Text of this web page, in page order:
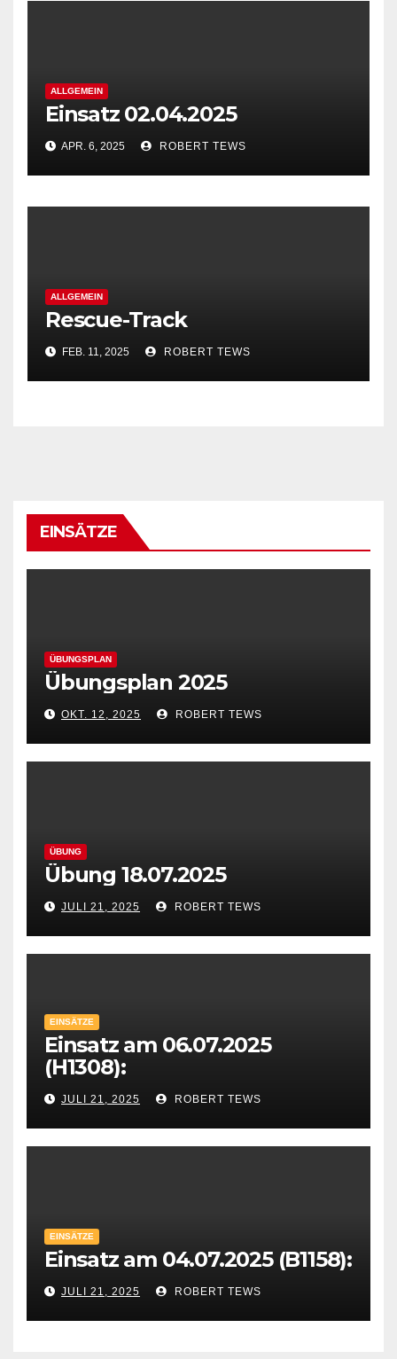
ALLGEMEIN
Einsatz 02.04.2025
APR. 6, 2025 ROBERT TEWS
ALLGEMEIN
Rescue-Track
FEB. 11, 2025 ROBERT TEWS
EINSÄTZE
ÜBUNGSPLAN
Übungsplan 2025
OKT. 12, 2025 ROBERT TEWS
ÜBUNG
Übung 18.07.2025
JULI 21, 2025 ROBERT TEWS
EINSÄTZE
Einsatz am 06.07.2025
(H1308):
JULI 21, 2025 ROBERT TEWS
EINSÄTZE
Einsatz am 04.07.2025 (B1158):
JULI 21, 2025 ROBERT TEWS